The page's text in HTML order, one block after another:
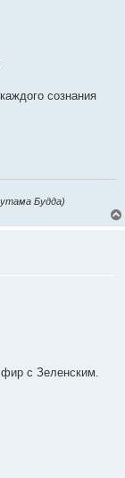
сознания
Будда)
с Зеленским.